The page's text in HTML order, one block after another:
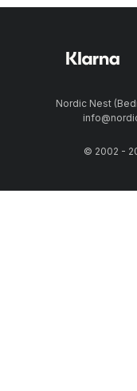
Nordic Nest
© 2002 -